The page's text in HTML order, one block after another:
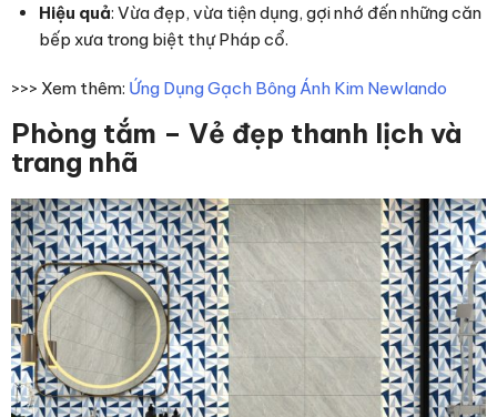
Hiệu quả: Vừa đẹp, vừa tiện dụng, gợi nhớ đến những căn
bếp xưa trong biệt thự Pháp cổ.
>>> Xem thêm: Ứng Dụng Gạch Bông Ánh Kim Newlando
Phòng tắm – Vẻ đẹp thanh lịch và
trang nhã